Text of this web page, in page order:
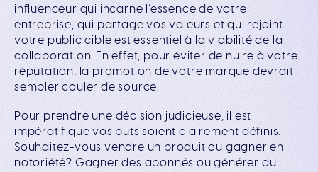
influenceur qui incarne l’essence de votre
entreprise, qui partage vos valeurs et qui rejoint
votre public cible est essentiel à la viabilité de la
collaboration. En effet, pour éviter de nuire à votre
réputation, la promotion de votre marque devrait
sembler couler de source.
Pour prendre une décision judicieuse, il est
impératif que vos buts soient clairement définis.
Souhaitez-vous vendre un produit ou gagner en
notoriété? Gagner des abonnés ou générer du